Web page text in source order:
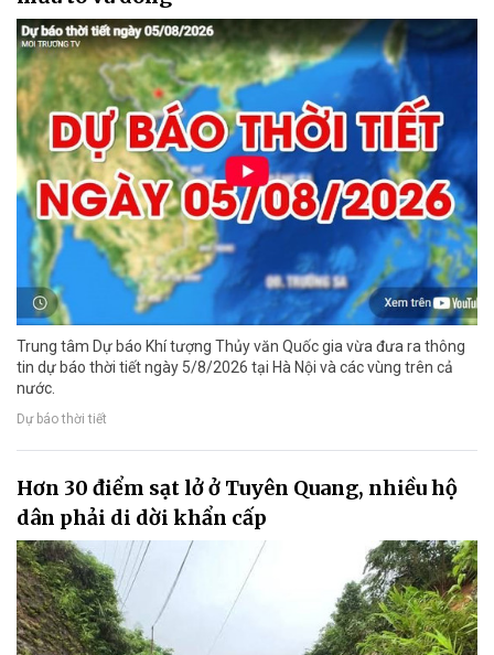
Trung tâm Dự báo Khí tượng Thủy văn Quốc gia vừa đưa ra thông
tin dự báo thời tiết ngày 5/8/2026 tại Hà Nội và các vùng trên cả
nước.
Dự báo thời tiết
Hơn 30 điểm sạt lở ở Tuyên Quang, nhiều hộ
dân phải di dời khẩn cấp